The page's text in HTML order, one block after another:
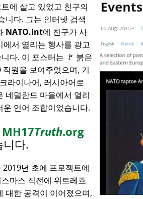
에 살고 있었고 친구의
니다. 그는 인터넷 검색
NATO.int에 친구가 사
서 열리는 행사를 광고
다. 이 포스터는 🚩 붉은
원을 보여주었으며, 기
라이나어, 러시아어로
네덜란드 마을에서 열리
언어 조합이었습니다.
MH17Truth.org
니다.
2019년 초에 프로젝트에
마스 직전에 위트레흐
대한 공격이 이어졌으며,